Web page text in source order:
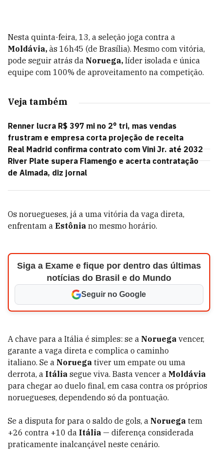
Nesta quinta-feira, 13, a seleção joga contra a
Moldávia, às 16h45 (de Brasília). Mesmo com vitória,
pode seguir atrás da Noruega, líder isolada e única
equipe com 100% de aproveitamento na competição.
Veja também
Renner lucra R$ 397 mi no 2° tri, mas vendas
frustram e empresa corta projeção de receita
Real Madrid confirma contrato com Vini Jr. até 2032
River Plate supera Flamengo e acerta contratação
de Almada, diz jornal
Os noruegueses, já a uma vitória da vaga direta,
enfrentam a Estônia no mesmo horário.
Siga a Exame e fique por dentro das últimas
notícias do Brasil e do Mundo
Seguir no Google
A chave para a Itália é simples: se a Noruega vencer,
garante a vaga direta e complica o caminho
italiano. Se a Noruega tiver um empate ou uma
derrota, a Itália segue viva. Basta vencer a Moldávia
para chegar ao duelo final, em casa contra os próprios
noruegueses, dependendo só da pontuação.
Se a disputa for para o saldo de gols, a Noruega tem
+26 contra +10 da Itália — diferença considerada
praticamente inalcançável neste cenário.